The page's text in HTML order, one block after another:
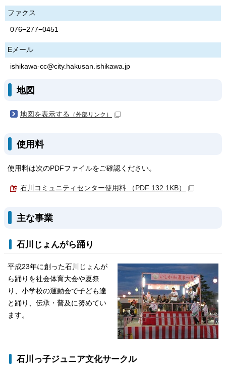
ファクス
076−277−0451
Eメール
ishikawa-cc@city.hakusan.ishikawa.jp
地図
地図を表示する （外部リンク）
使用料
使用料は次のPDFファイルをご確認ください。
石川コミュニティセンター使用料 （PDF 132.1KB）
主な事業
石川じょんがら踊り
平成23年に創った石川じょんが
ら踊りを社会体育大会や夏祭
り、小学校の運動会で子ども達
と踊り、伝承・普及に努めてい
ます。
石川っ子ジュニア文化サークル